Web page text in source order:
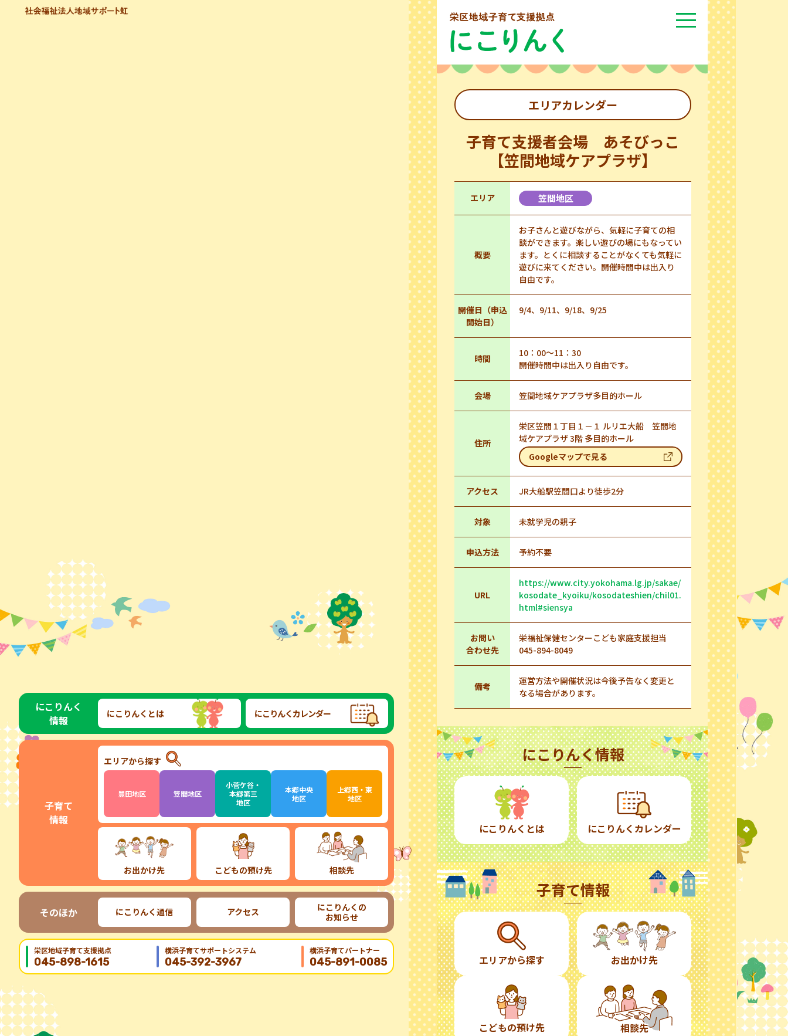
にこりんく
情報
にこりんくとは にこりんくカレンダー
子育て
情報
エリアから探す
豊田地区 笠間地区
小菅ケ谷・
本郷第三
地区
本郷中央
地区
上郷西・東
地区
お出かけ先 こどもの預け先 相談先
そのほか にこりんく通信 アクセス
にこりんくの
お知らせ
栄区地域⼦育て⽀援拠点
045-898-1615
横浜子育てサポートシステム
045-392-3967
横浜子育てパートナー
045-891-0085
エリアカレンダー
子育て支援者会場 あそびっこ
【笠間地域ケアプラザ】
エリア 笠間地区
概要
お子さんと遊びながら、気軽に子育ての相
談ができます。楽しい遊びの場にもなってい
ます。とくに相談することがなくても気軽に
遊びに来てください。開催時間中は出入り
自由です。
開催日（申込
開始日）
9/4、9/11、9/18、9/25
時間
10：00～11：30
開催時間中は出入り自由です。
会場 笠間地域ケアプラザ多目的ホール
住所
栄区笠間１丁目１－１ ルリエ大船 笠間地
域ケアプラザ 3階 多目的ホール
Googleマップで見る
アクセス JR大船駅笠間口より徒歩2分
対象 未就学児の親子
申込方法 予約不要
URL
https://www.city.yokohama.lg.jp/sakae/
kosodate_kyoiku/kosodateshien/chil01.
html#siensya
お問い
合わせ先
栄福祉保健センターこども家庭支援担当
045-894-8049
備考
運営方法や開催状況は今後予告なく変更と
なる場合があります。
にこりんく情報
にこりんくとは にこりんくカレンダー
子育て情報
エリアから探す お出かけ先
こどもの預け先 相談先